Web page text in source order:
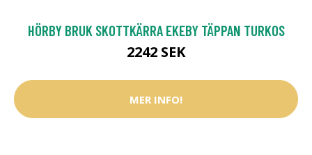
HÖRBY BRUK SKOTTKÄRRA EKEBY TÄPPAN TURKOS
2242 SEK
MER INFO!